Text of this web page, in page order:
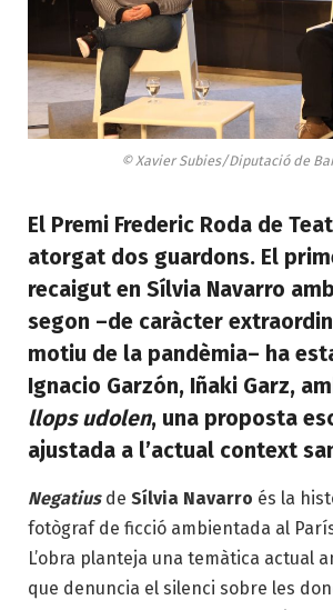
© Xavier Subies/Diputació de
El Premi Frederic Roda de
atorgat dos guardons. El
recaigut en Sílvia Navarro amb
segon –de caràcter
motiu de la pandèmia– ha
Ignacio Garzón, Iñaki Garz,
llops udolen, una proposta
ajustada a l’actual context
Negatiusde Sílvia Navarro és la
fotògraf de ficció ambientada al
L’obra planteja una temàtica actual
que denuncia el silenci sobre les